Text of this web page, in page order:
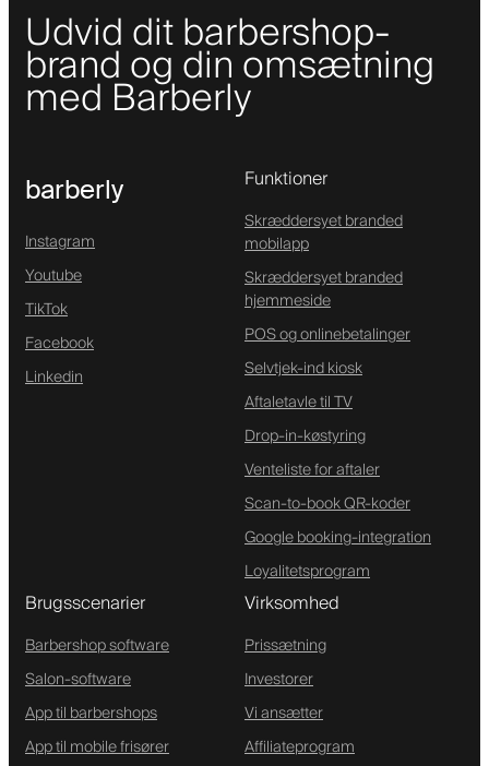
Udvid dit barbershop-
brand og din omsætning
med Barberly
barberly
Instagram
Youtube
TikTok
Facebook
Linkedin
Funktioner
Skræddersyet branded
mobilapp
Skræddersyet branded
hjemmeside
POS og onlinebetalinger
Selvtjek-ind kiosk
Aftaletavle til TV
Drop-in-køstyring
Venteliste for aftaler
Scan-to-book QR-koder
Google booking-integration
Loyalitetsprogram
Brugsscenarier
Barbershop software
Salon-software
App til barbershops
App til mobile frisører
Virksomhed
Prissætning
Investorer
Vi ansætter
Affiliateprogram